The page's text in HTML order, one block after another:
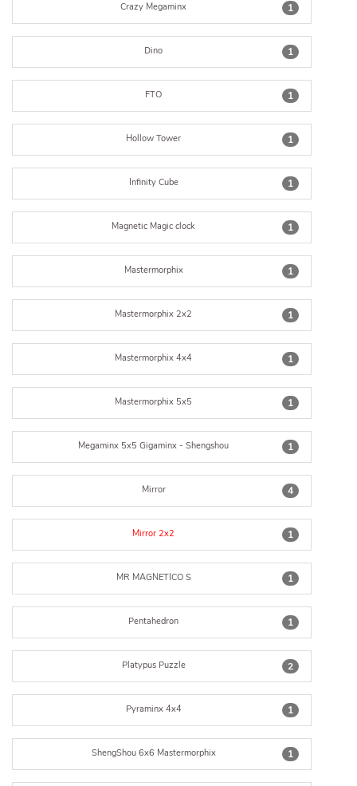
1
Crazy Megaminx
1
Dino
1
FTO
1
Hollow Tower
1
Infinity Cube
1
Magnetic Magic clock
1
Mastermorphix
1
Mastermorphix 2x2
1
Mastermorphix 4x4
1
Mastermorphix 5x5
1
Megaminx 5x5 Gigaminx - Shengshou
4
Mirror
1
Mirror 2x2
1
MR MAGNETICO S
1
Pentahedron
2
Platypus Puzzle
1
Pyraminx 4x4
1
ShengShou 6x6 Mastermorphix